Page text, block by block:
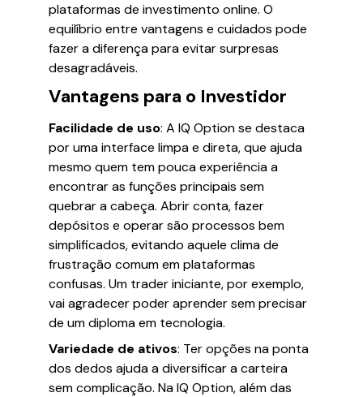
plataformas de investimento online. O
equilíbrio entre vantagens e cuidados pode
fazer a diferença para evitar surpresas
desagradáveis.
Vantagens para o Investidor
Facilidade de uso: A IQ Option se destaca
por uma interface limpa e direta, que ajuda
mesmo quem tem pouca experiência a
encontrar as funções principais sem
quebrar a cabeça. Abrir conta, fazer
depósitos e operar são processos bem
simplificados, evitando aquele clima de
frustração comum em plataformas
confusas. Um trader iniciante, por exemplo,
vai agradecer poder aprender sem precisar
de um diploma em tecnologia.
Variedade de ativos: Ter opções na ponta
dos dedos ajuda a diversificar a carteira
sem complicação. Na IQ Option, além das